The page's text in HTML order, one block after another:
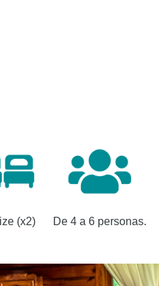
(x2) De 4 a 6 personas.